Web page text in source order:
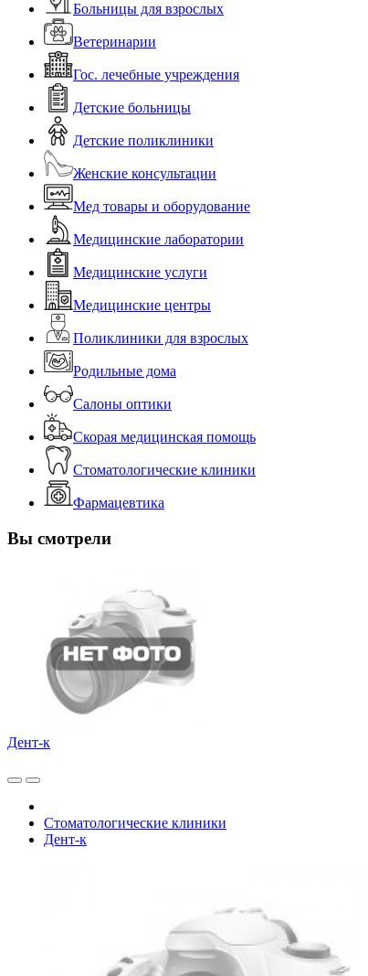
Больницы для взрослых
Ветеринарии
Гос. лечебные учреждения
Детские больницы
Детские поликлиники
Женские консультации
Мед товары и оборудование
Медицинские лаборатории
Медицинские услуги
Медицинские центры
Поликлиники для взрослых
Родильные дома
Салоны оптики
Скорая медицинская помощь
Стоматологические клиники
Фармацевтика
Вы смотрели
Дент-к
Стоматологические клиники
Дент-к